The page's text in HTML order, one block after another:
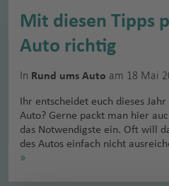
Mit diesen Tipps
Auto richtig
In Rund ums Auto am 18 Mai
Ihr entscheidet euch dieses
Auto? Gerne packt man hier
das Notwendigste ein. Oft will
des Autos einfach nicht
»